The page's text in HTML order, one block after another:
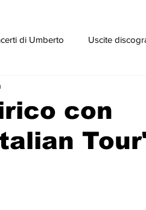
di Umberto Uscite
con